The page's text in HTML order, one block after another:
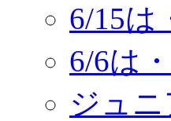
6/15は
6/6は
ジュ